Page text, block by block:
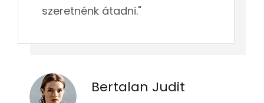
szeretnénk átadni."
Bertalan Judit